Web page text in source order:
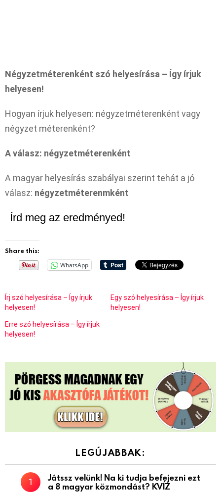
Négyzetméterenként szó helyesírása – Így írjuk
helyesen!
Hogyan írjuk helyesen: négyzetméterenként vagy
négyzet méterenként?
A válasz: négyzetméterenként
A magyar helyesírás szabályai szerint tehát a jó
válasz: négyzetméterenmként
Írd meg az eredményed!
Share this:
WhatsApp
Írj szó helyesírása – Így írjuk
helyesen!
Egy szó helyesírása – Így írjuk
helyesen!
Erre szó helyesírása – Így írjuk
helyesen!
LEGÚJABBAK:
Játssz velünk! Na ki tudja befejezni ezt
a 8 magyar közmondást? KVÍZ